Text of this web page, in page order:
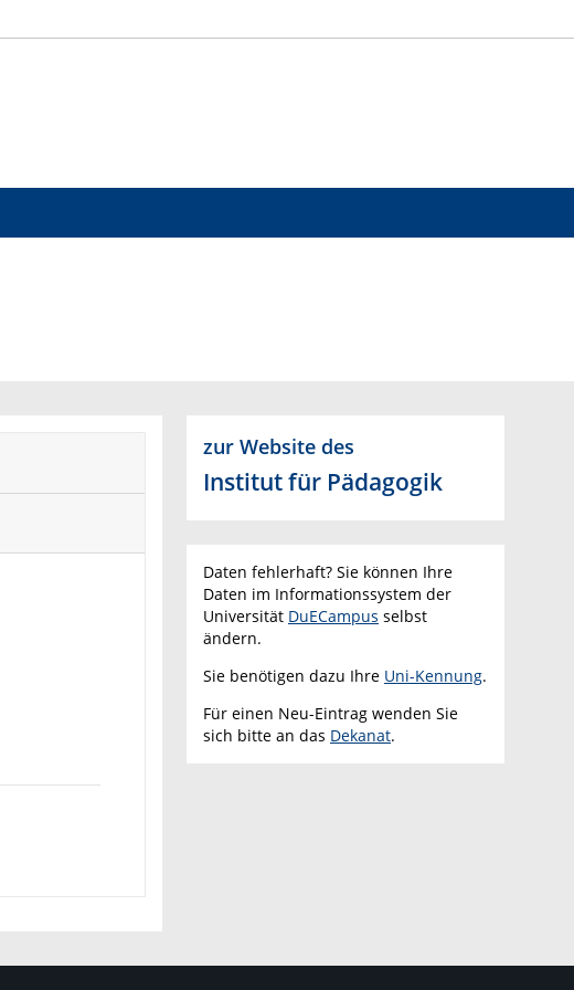
zur Website des
Institut für Pädagogik
Daten fehlerhaft? Sie können Ihre
Daten im Informationssystem der
Universität DuECampus selbst
ändern.
Sie benötigen dazu Ihre Uni-Kennung.
Für einen Neu-Eintrag wenden Sie
sich bitte an das Dekanat.